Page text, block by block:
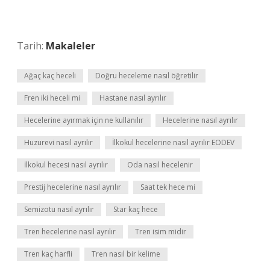
Tarih: Makaleler
Ağaç kaç heceli Doğru heceleme nasıl öğretilir
Fren iki heceli mi Hastane nasıl ayrılır
Hecelerine ayırmak için ne kullanılır Hecelerine nasıl ayrılır
Huzurevi nasıl ayrılır İlkokul hecelerine nasıl ayrılır EODEV
İlkokul hecesi nasıl ayrılır Oda nasıl hecelenir
Prestij hecelerine nasıl ayrılır Saat tek hece mi
Semizotu nasıl ayrılır Star kaç hece
Tren hecelerine nasıl ayrılır Tren isim midir
Tren kaç harfli Tren nasıl bir kelime